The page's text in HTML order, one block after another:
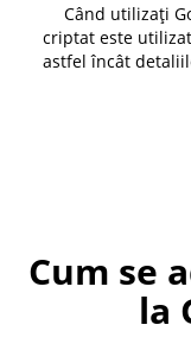
Când utilizați
criptat este
astfel încât
Cum se
la